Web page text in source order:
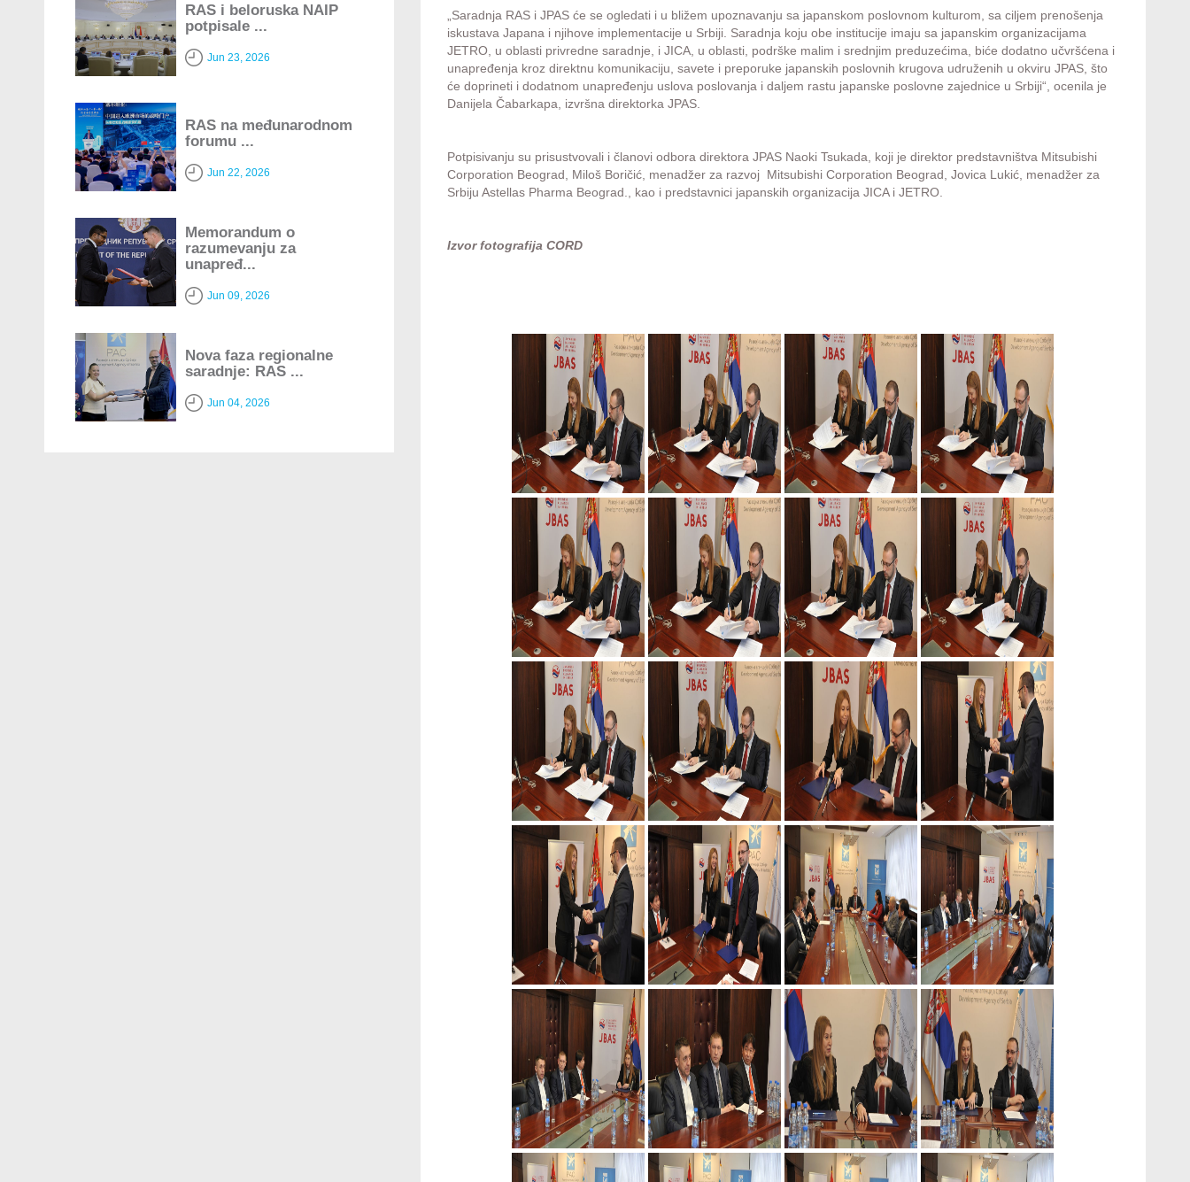
RAS i beloruska NAIP
potpisale ...
Jun 23, 2026
RAS na međunarodnom
forumu ...
Jun 22, 2026
Memorandum o
razumevanju za
unapređ...
Jun 09, 2026
Nova faza regionalne
saradnje: RAS ...
Jun 04, 2026
„Saradnja RAS i JPAS će se ogledati i u bližem upoznavanju sa japanskom poslovnom kulturom, sa ciljem prenošenja
iskustava Japana i njihove implementacije u Srbiji. Saradnja koju obe institucije imaju sa japanskim organizacijama
JETRO, u oblasti privredne saradnje, i JICA, u oblasti, podrške malim i srednjim preduzećima, biće dodatno učvršćena i
unapređenja kroz direktnu komunikaciju, savete i preporuke japanskih poslovnih krugova udruženih u okviru JPAS, što
će doprineti i dodatnom unapređenju uslova poslovanja i daljem rastu japanske poslovne zajednice u Srbiji“, ocenila je
Danijela Čabarkapa, izvršna direktorka JPAS.
Potpisivanju su prisustvovali i članovi odbora direktora JPAS Naoki Tsukada, koji je direktor predstavništva Mitsubishi
Corporation Beograd, Miloš Boričić, menadžer za razvoj Mitsubishi Corporation Beograd, Jovica Lukić, menadžer za
Srbiju Astellas Pharma Beograd., kao i predstavnici japanskih organizacija JICA i JETRO.
Izvor fotografija CORD